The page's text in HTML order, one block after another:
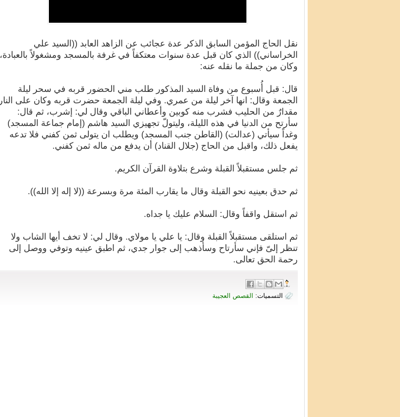
نقل الحاج المؤمن السابق الذكر عدة عجائب عن الزاهد العابد ((السيد علي
الخراساني)) الذي كان قبل عدة سنوات معتكفاً في غرفة بالمسجد ومشغولاً بالعبادة،
وكان من جملة ما نقله عنه:
قال: قبل أُسبوع من وفاة السيد المذكور طلب مني الحضور قربه في سحر ليلة
الجمعة وقال: انها آخر ليلة من عمري. وفي ليلة الجمعة حضرت قربه وكان على النار
مقدارٌ من الحليب فشرب منه كوبين وأعطاني الباقي وقال لي: إشرب، ثم قال:
سأرتح من الدنيا في هذه الليلة، وليتولّ تجهيزي السيد هاشم (إمام جماعة المسجد)
وغداً سيأتي (عدالت) (القاطن جنب المسجد) ويطلب ان يتولى ثمن كفني فلا تدعه
يفعل ذلك، واقبل من الحاج (جلال القناد) أن يدفع من ماله ثمن كفني.
ثم جلس مستقبلاً القبلة وشرع بتلاوة القرآن الكريم.
ثم حدق بعينيه نحو القبلة وقال ما يقارب المئة مرة وبسرعة ((لا إله إلا الله)).
ثم استقل واقفاً وقال: السلام عليك يا جداه.
ثم استلقى مستقبلاً القبلة وقال: يا علي يا مولاي. وقال لي: لا تخف أيها الشاب ولا
تنظر إلىّ فإني سأرتاح وسأذهب إلى جوار جدي، ثم اطبق عينيه وتوفي ووصل إلى
رحمة الحق تعالى.
التسميات: القصص العجيبة